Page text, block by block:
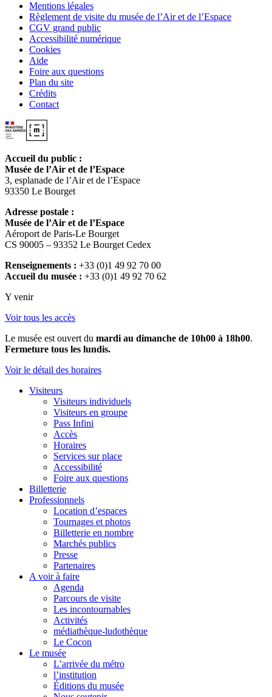
Mentions légales
Règlement de visite du musée de l’Air et de l’Espace
CGV grand public
Accessibilité numérique
Cookies
Aide
Foire aux questions
Plan du site
Crédits
Contact
Accueil du public :
Musée de l’Air et de l’Espace
3, esplanade de l’Air et de l’Espace
93350 Le Bourget
Adresse postale :
Musée de l’Air et de l’Espace
Aéroport de Paris-Le Bourget
CS 90005 – 93352 Le Bourget Cedex
Renseignements : +33 (0)1 49 92 70 00
Accueil du musée : +33 (0)1 49 92 70 62
Y venir
Voir tous les accès
Le musée est ouvert du mardi au dimanche de 10h00 à 18h00.
Fermeture tous les lundis.
Voir le détail des horaires
Visiteurs
Visiteurs individuels
Visiteurs en groupe
Pass Infini
Accès
Horaires
Services sur place
Accessibilité
Foire aux questions
Billetterie
Professionnels
Location d’espaces
Tournages et photos
Billetterie en nombre
Marchés publics
Presse
Partenaires
A voir à faire
Agenda
Parcours de visite
Les incontournables
Activités
médiathèque-ludothèque
Le Cocon
Le musée
L’arrivée du métro
l’institution
Éditions du musée